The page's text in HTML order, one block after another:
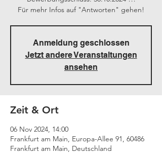
Für mehr Infos auf "Antworten" gehen!
Anmeldung geschlossen
Jetzt andere Veranstaltungen
ansehen
Zeit & Ort
06 Nov 2024, 14:00
Frankfurt am Main, Europa-Allee 91, 60486
Frankfurt am Main, Deutschland